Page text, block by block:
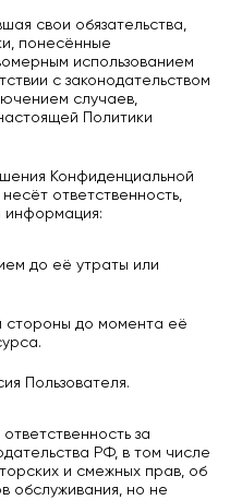
свои обязательства,
понесённые
использованием
с законодательством
случаев,
Политики
Конфиденциальной
ответственность,
информация:
до её утраты или
стороны до момента её
Пользователя.
за
РФ, в том числе
и смежных прав, об
обслуживания, но не